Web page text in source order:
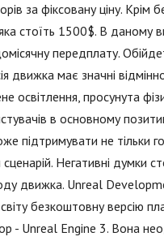
за фіксовану ціну. Крім
стоїть 1500$. В даному
передплату.
движка має значні
освітлення, просунута
в основному
підтримувати не тільки
Негативні думки
движка. Unreal
безкоштовну версію
- Unreal Engine 3. Вона